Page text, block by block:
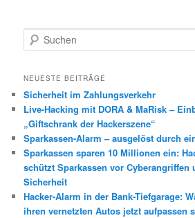
u
h
n
NEUESTE BEITRÄGE
Sicherheit im Zahlungsverkehr
Live-Hacking mit DORA & MaRisk –
„Giftschrank der Hackerszene“
Sparkassen-Alarm – ausgelöst durch
Sparkassen sparen 10 Millionen ein:
schützt Sparkassen vor Cyberangriffen
Sicherheit
Hacker-Alarm in der Bank-Tiefgarage:
ihren vernetzten Autos jetzt aufpassen